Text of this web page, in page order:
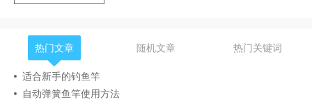
热门文章 随机文章 热门关键词
适合新手的钓鱼竿
自动弹簧鱼竿使用方法